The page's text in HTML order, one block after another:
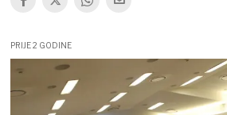
PRIJE 2 GODINE